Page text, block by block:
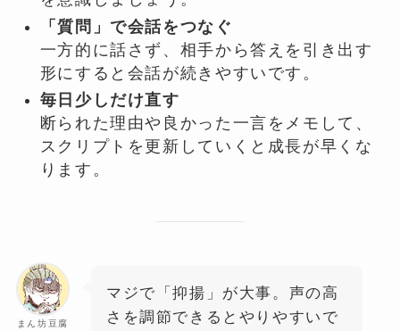
「質問」で会話をつなぐ
一方的に話さず、相手から答えを引き出す
形にすると会話が続きやすいです。
毎日少しだけ直す
断られた理由や良かった一言をメモして、
スクリプトを更新していくと成長が早くな
ります。
まん坊豆腐
マジで「抑揚」が大事。声の高
さを調節できるとやりやすいで